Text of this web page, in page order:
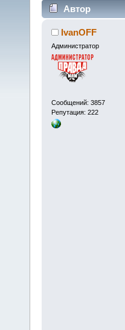
Автор
IvanOFF
Администратор
Сообщений: 3857
Репутация: 222